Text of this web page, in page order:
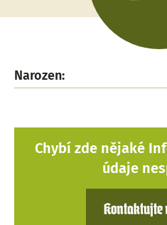
Narozen:
Chybí zde nějaké
údaje
Kontaktujte